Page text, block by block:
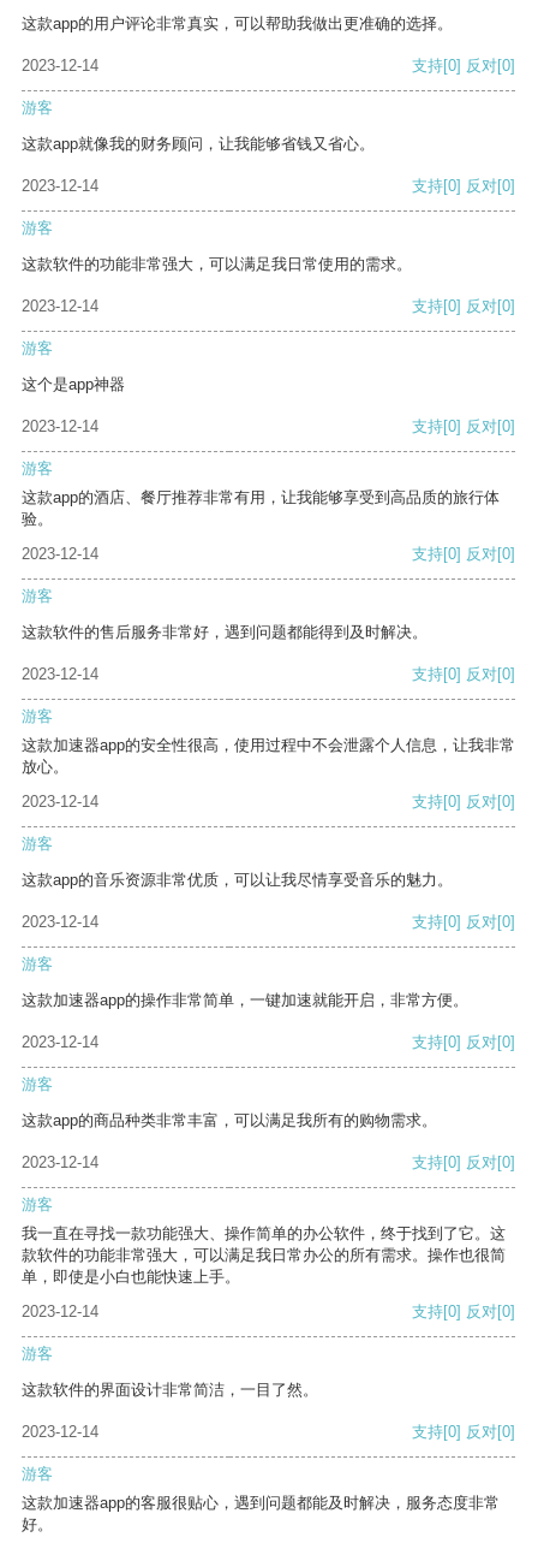
这款app的用户评论非常真实，可以帮助我做出更准确的选择。
2023-12-14 支持[0] 反对[0]
游客
这款app就像我的财务顾问，让我能够省钱又省心。
2023-12-14 支持[0] 反对[0]
游客
这款软件的功能非常强大，可以满足我日常使用的需求。
2023-12-14 支持[0] 反对[0]
游客
这个是app神器
2023-12-14 支持[0] 反对[0]
游客
这款app的酒店、餐厅推荐非常有用，让我能够享受到高品质的旅行体
验。
2023-12-14
支持[0] 反对[0]
游客
这款软件的售后服务非常好，遇到问题都能得到及时解决。
2023-12-14 支持[0] 反对[0]
游客
这款加速器app的安全性很高，使用过程中不会泄露个人信息，让我非常
放心。
2023-12-14
支持[0] 反对[0]
游客
这款app的音乐资源非常优质，可以让我尽情享受音乐的魅力。
2023-12-14 支持[0] 反对[0]
游客
这款加速器app的操作非常简单，一键加速就能开启，非常方便。
2023-12-14 支持[0] 反对[0]
游客
这款app的商品种类非常丰富，可以满足我所有的购物需求。
2023-12-14 支持[0] 反对[0]
游客
我一直在寻找一款功能强大、操作简单的办公软件，终于找到了它。这
款软件的功能非常强大，可以满足我日常办公的所有需求。操作也很简
单，即使是小白也能快速上手。
2023-12-14
支持[0] 反对[0]
游客
这款软件的界面设计非常简洁，一目了然。
2023-12-14 支持[0] 反对[0]
游客
这款加速器app的客服很贴心，遇到问题都能及时解决，服务态度非常
好。